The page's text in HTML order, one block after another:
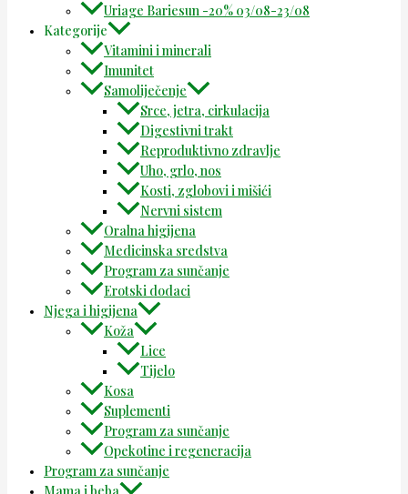
Uriage Bariesun -20% 03/08-23/08
Kategorije
Vitamini i minerali
Imunitet
Samoliječenje
Srce, jetra, cirkulacija
Digestivni trakt
Reproduktivno zdravlje
Uho, grlo, nos
Kosti, zglobovi i mišići
Nervni sistem
Oralna higijena
Medicinska sredstva
Program za sunčanje
Erotski dodaci
Njega i higijena
Koža
Lice
Tijelo
Kosa
Suplementi
Program za sunčanje
Opekotine i regeneracija
Program za sunčanje